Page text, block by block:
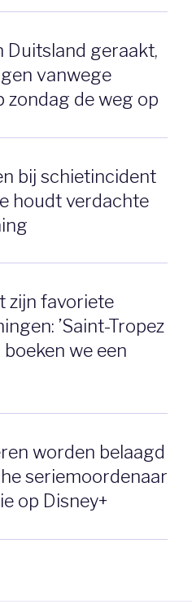
Duitsland geraakt,
vanwege
de weg op
bij schietincident
houdt verdachte
zijn favoriete
’Saint-Tropez
boeken we een
worden belaagd
seriemoordenaar
op Disney+